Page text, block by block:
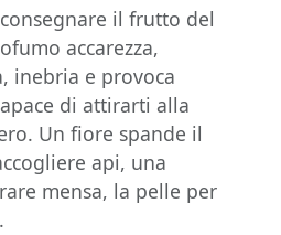
il frutto del
accarezza,
inebria e provoca
di attirarti alla
Un fiore spande il
api, una
mensa, la pelle per